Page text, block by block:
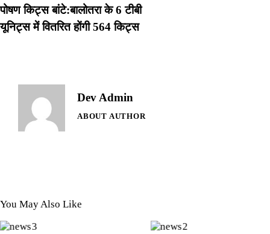
पोषण किट्स बांटे:बालोतरा के 6 टीबी
यूनिट्स में वितरित होंगी 564 किट्स
Dev Admin
ABOUT AUTHOR
You May Also Like